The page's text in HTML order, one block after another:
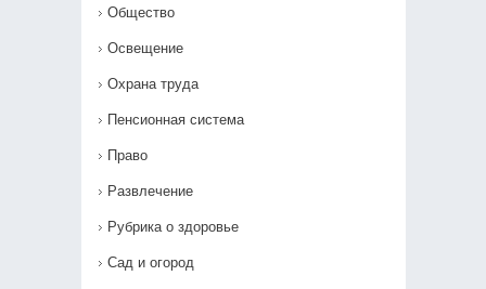
Общество
Освещение
Охрана труда
Пенсионная система
Право
Развлечение
Рубрика о здоровье
Сад и огород